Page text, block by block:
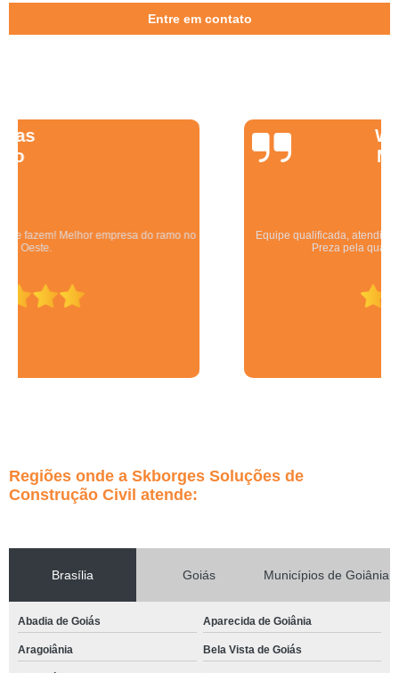
Entre em contato
Equipe qualificada, atendimento muito pontual e de forma organizada.
Regiões onde a Skborges Soluções de
Construção Civil atende:
Brasília Goiás Municípios de Goiânia
Abadia de Goiás Aparecida de Goiânia
Aragoiânia Bela Vista de Goiás